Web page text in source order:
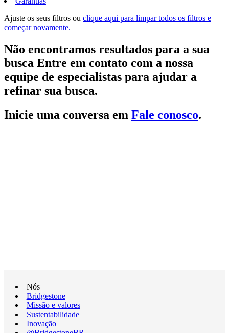
Ajuste os seus filtros ou clique aqui para limpar todos os filtros e
começar novamente.
Não encontramos resultados para a sua
busca Entre em contato com a nossa
equipe de especialistas para ajudar a
refinar sua busca.
Inicie uma conversa em Fale conosco.
Nós
Bridgestone
Missão e valores
Sustentabilidade
Inovação